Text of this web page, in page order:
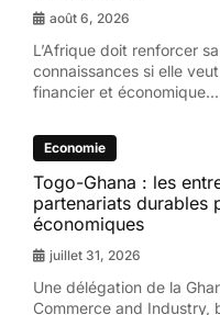
août 6, 2026
L’Afrique doit renforcer
connaissances si elle
financier et économique...
Economie
Togo-Ghana : les
partenariats durables
économiques
juillet 31, 2026
Une délégation de la
Commerce and Industry,